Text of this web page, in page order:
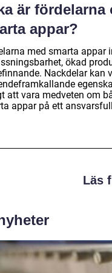
är fördelarna
appar?
med smarta appar
ökad
Nackdelar kan
att vara medveten om
appar på ett
Läs